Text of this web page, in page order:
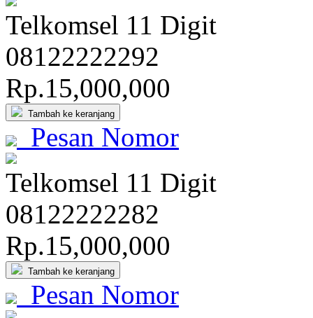
Telkomsel 11 Digit
08122222292
Rp.15,000,000
Tambah ke keranjang
Pesan Nomor
Telkomsel 11 Digit
08122222282
Rp.15,000,000
Tambah ke keranjang
Pesan Nomor